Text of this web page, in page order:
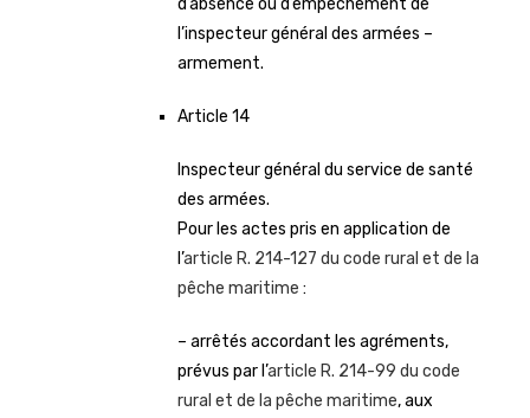
d’absence ou d’empêchement de
l’inspecteur général des armées –
armement.
Article 14
Inspecteur général du service de santé
des armées.
Pour les actes pris en application de
l’article R. 214-127 du code rural et de la
pêche maritime :
– arrêtés accordant les agréments,
prévus par l’article R. 214-99 du code
rural et de la pêche maritime, aux